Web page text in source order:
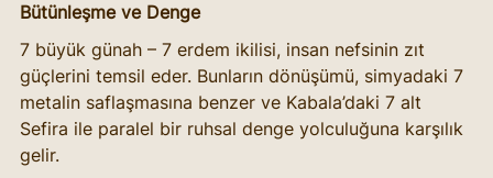
Bütünleşme ve Denge
7 büyük günah – 7 erdem ikilisi, insan nefsinin zıt
güçlerini temsil eder. Bunların dönüşümü, simyadaki 7
metalin saflaşmasına benzer ve Kabala’daki 7 alt
Sefira ile paralel bir ruhsal denge yolculuğuna karşılık
gelir.